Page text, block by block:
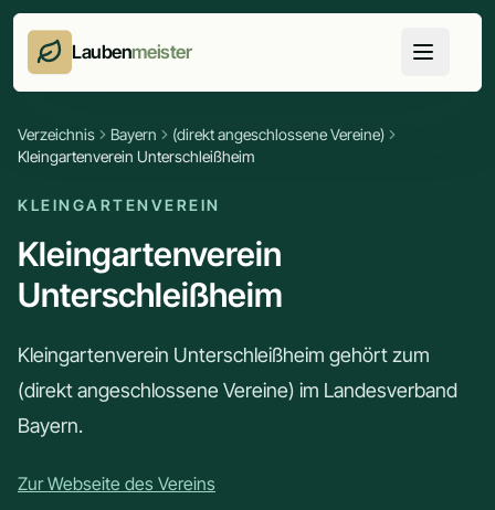
Laubenmeister
Verzeichnis Bayern
(direkt angeschlossene Vereine)
Kleingartenverein Unterschleißheim
KLEINGARTENVEREIN
Kleingartenverein
Unterschleißheim
Kleingartenverein Unterschleißheim gehört zum
(direkt angeschlossene Vereine) im Landesverband
Bayern.
Zur Webseite des Vereins